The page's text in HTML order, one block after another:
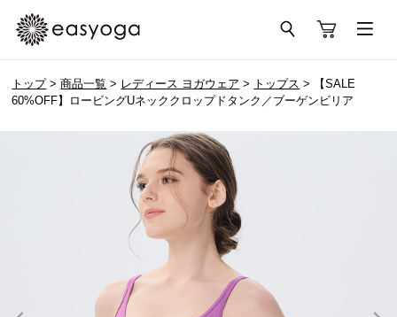
トップ>商品一覧 > レディース ヨガウェア > トップス > 【SALE
60%OFF】ロービングUネッククロップドタンク／ブーゲンビリア